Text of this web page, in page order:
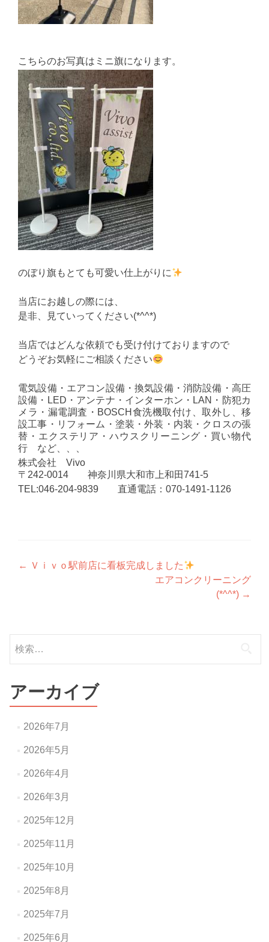
こちらのお写真はミニ旗になります。
のぼり旗もとても可愛い仕上がりに
当店にお越しの際には、
是非、見ていってください(*^^*)
当店ではどんな依頼でも受け付けておりますので
どうぞお気軽にご相談ください
電気設備・エアコン設備・換気設備・消防設備・高圧
設備・LED・アンテナ・インターホン・LAN・防犯カ
メラ・漏電調査・BOSCH食洗機取付け、取外し、移
設工事・リフォーム・塗装・外装・内装・クロスの張
替・エクステリア・ハウスクリーニング・買い物代
行 など、、、
株式会社 Vivo
〒242-0014 神奈川県大和市上和田741-5
TEL:046-204-9839 直通電話：070-1491-1126
投
ビ
ゲ
シ
ン
← Ｖｉｖｏ駅前店に看板完成しました
エアコンクリーニング
(*^^*) →
索:
アーカイブ
2026年7月
2026年5月
2026年4月
2026年3月
2025年12月
2025年11月
2025年10月
2025年8月
2025年7月
2025年6月